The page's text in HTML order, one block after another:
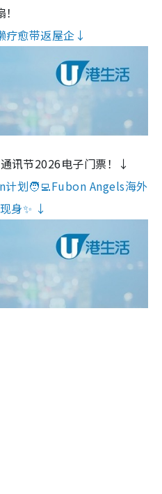
疗愈带返屋企↓
讯节2026电子门票！↓
划🧑‍💻Fubon Angels海外
身✨ ↓